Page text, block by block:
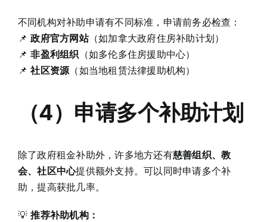
不同机构对补助申请有不同标准，申请前务必检查：
📌政府官方网站（如加拿大政府住房补助计划）
📌非盈利组织 （如多伦多住房援助中心）
📌社区资源（如当地租赁法律援助机构）
（4）申请多个补助计划
除了政府租金补助外，许多地方还有慈善组织、教
会、社区中心提供额外支持。可以同时申请多个补
助，提高获批几率。
💡推荐补助机构：